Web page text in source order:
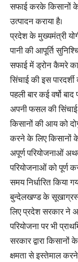
सफाई करके किसानों
उत्पादन कराया है।
प्रदेश के मुख्यमंत्री
पानी की आपूर्ति
सफाई में ड्रोन कैमरे का
सिंचाई की इस
पहली बार कई वर्षो
अपनी फसल की
किसानों की आय को
करने के लिए किसानों
अपूर्ण परियोजनाओं
परियोजनाओं को पूर्ण
समय निर्धारित किया
बुन्देलखण्ड के
लिए प्रदेश सरकार ने
परियोजना पर भी
सरकार द्वारा
क्षमता से इस्तेमाल